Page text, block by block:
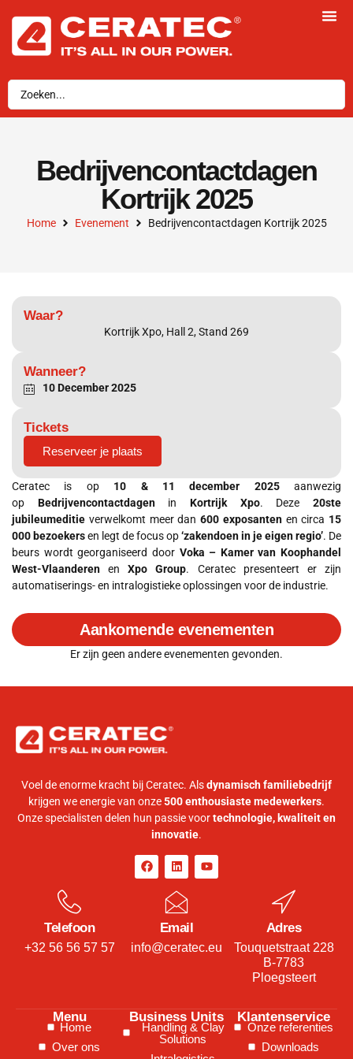
Bedrijvencontactdagen
Kortrijk 2025
Home Evenement Bedrijvencontactdagen Kortrijk 2025
Waar?
Kortrijk Xpo, Hall 2, Stand 269
Wanneer?
10 December 2025
Tickets
Reserveer je plaats
Ceratec is op 10 & 11 december 2025aanwezig
op BedrijvencontactdageninKortrijk Xpo. Deze20ste
jubileumeditie verwelkomt meer dan 600 exposantenen circa 15
000 bezoekersen legt de focus op‘zakendoen in je eigen regio’. De
beurs wordt georganiseerd door Voka – Kamer van Koophandel
West-Vlaanderen enXpo Group. Ceratec presenteert er zijn
automatiserings- en intralogistieke oplossingen voor de industrie.
Aankomende evenementen
Er zijn geen andere evenementen gevonden.
Voel de enorme kracht bij Ceratec. Alsdynamisch familiebedrijf
krijgen we energie van onze500 enthousiaste medewerkers.
Onze specialisten delen hun passie voortechnologie, kwaliteit en
innovatie.
Telefoon
+32 56 56 57 57
Email
info@ceratec.eu
Adres
Touquetstraat 228
B-7783
Ploegsteert
Menu
Home
Over ons
Business Units
Handling & Clay
Solutions
Klantenservice
Onze referenties
Downloads